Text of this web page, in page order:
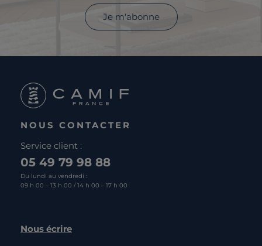
Je m'abonne
NOUS CONTACTER
Service client :
05 49 79 98 88
Du lundi au vendredi :
09 h 00 – 13 h 00 / 14 h 00 – 17 h 00
Nous écrire